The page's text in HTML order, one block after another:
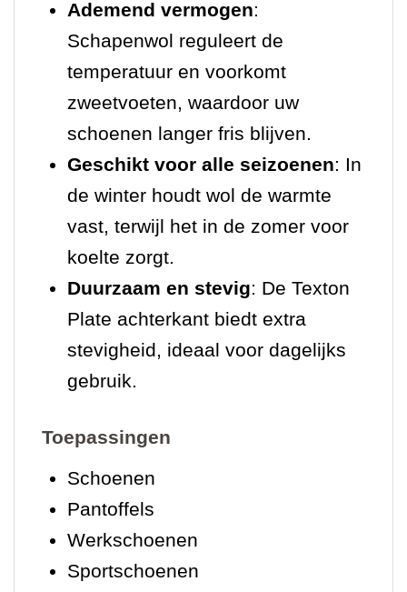
Ademend vermogen:
Schapenwol reguleert de
temperatuur en voorkomt
zweetvoeten, waardoor uw
schoenen langer fris blijven.
Geschikt voor alle seizoenen: In
de winter houdt wol de warmte
vast, terwijl het in de zomer voor
koelte zorgt.
Duurzaam en stevig: De Texton
Plate achterkant biedt extra
stevigheid, ideaal voor dagelijks
gebruik.
Toepassingen
Schoenen
Pantoffels
Werkschoenen
Sportschoenen